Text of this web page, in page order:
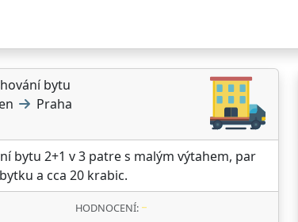
bytu
Praha
bytu 2+1 v 3 patre s malým výtahem, par
a cca 20 krabic.
HODNOCENÍ: